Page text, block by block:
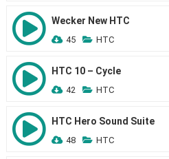
Wecker New HTC
45 HTC
HTC 10 – Cycle
42 HTC
HTC Hero Sound Suite
48 HTC